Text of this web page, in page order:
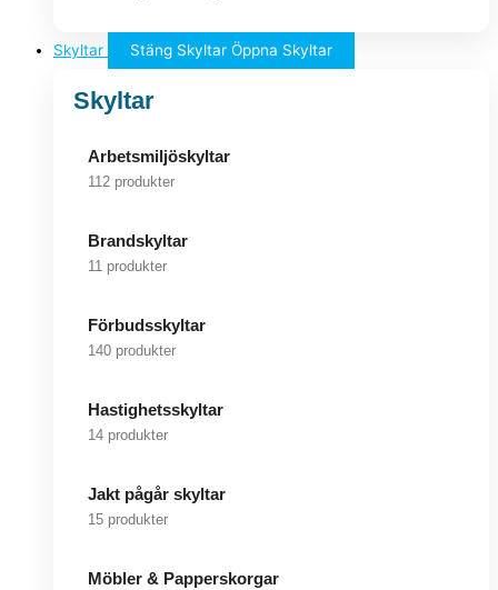
Skyltar Stäng Skyltar Öppna Skyltar
Skyltar
Arbetsmiljöskyltar
112 produkter
Brandskyltar
11 produkter
Förbudsskyltar
140 produkter
Hastighetsskyltar
14 produkter
Jakt pågår skyltar
15 produkter
Möbler & Papperskorgar